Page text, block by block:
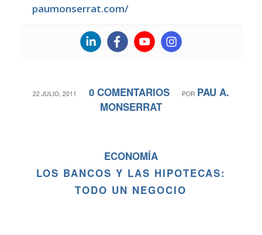
paumonserrat.com/
22 JULIO, 2011
/ 0 COMENTARIOS
/ POR PAU A.
MONSERRAT
ECONOMÍA
LOS BANCOS Y LAS HIPOTECAS:
TODO UN NEGOCIO